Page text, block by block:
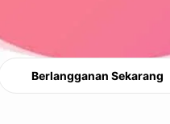
Berlangganan Sekarang